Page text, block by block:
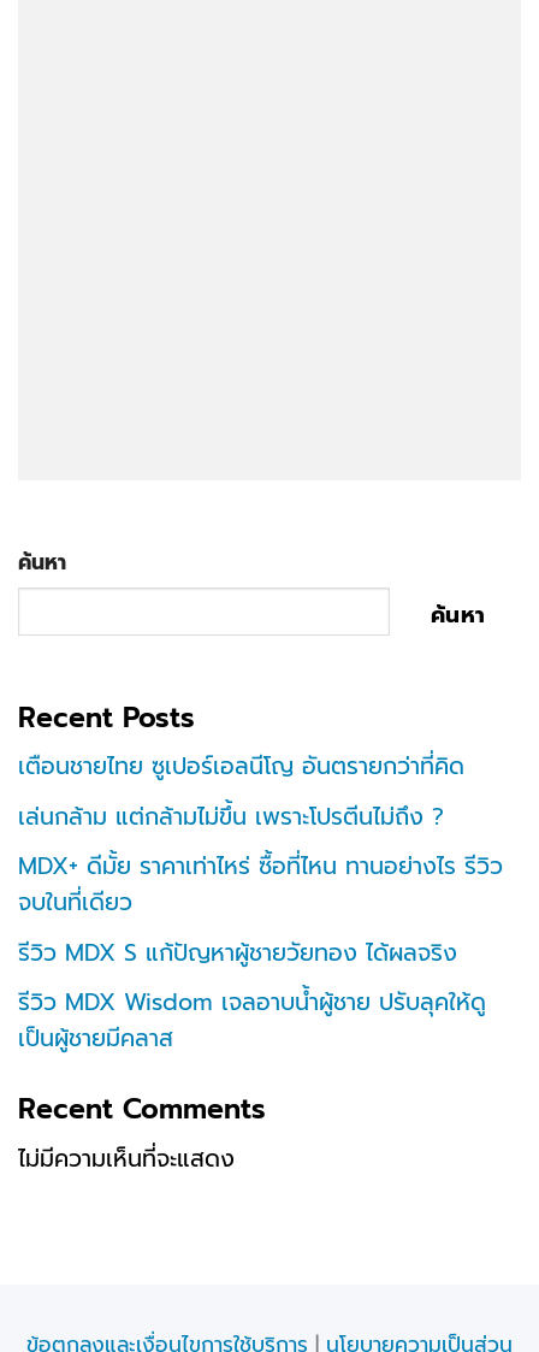
ค้นหา
ค้นหา
Recent Posts
เตือนชายไทย ซูเปอร์เอลนีโญ อันตรายกว่าที่คิด
เล่นกล้าม แต่กล้ามไม่ขึ้น เพราะโปรตีนไม่ถึง ?
MDX+ ดีมั้ย ราคาเท่าไหร่ ซื้อที่ไหน ทานอย่างไร รีวิว
จบในที่เดียว
รีวิว MDX S แก้ปัญหาผู้ชายวัยทอง ได้ผลจริง
รีวิว MDX Wisdom เจลอาบน้ำผู้ชาย ปรับลุคให้ดู
เป็นผู้ชายมีคลาส
Recent Comments
ไม่มีความเห็นที่จะแสดง
ข้อตกลงและเงื่อนไขการใช้บริการ | นโยบายความเป็นส่วน